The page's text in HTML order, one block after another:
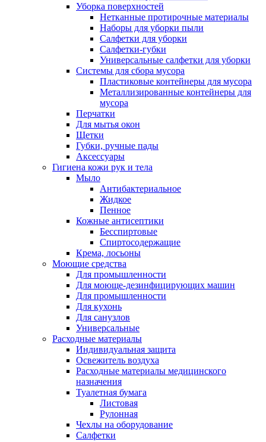
Уборка поверхностей
Нетканные протирочные материалы
Наборы для уборки пыли
Салфетки для уборки
Салфетки-губки
Универсальные салфетки для уборки
Системы для сбора мусора
Пластиковые контейнеры для мусора
Металлизированные контейнеры для
мусора
Перчатки
Для мытья окон
Щетки
Губки, ручные пады
Аксессуары
Гигиена кожи рук и тела
Мыло
Антибактериальное
Жидкое
Пенное
Кожные антисептики
Бесспиртовые
Cпиртосодержащие
Крема, лосьоны
Моющие средства
Для промышленности
Для моюще-дезинфицирующих машин
Для промышленности
Для кухонь
Для санузлов
Универсальные
Расходные материалы
Индивидуальная защита
Освежитель воздуха
Расходные материалы медицинского
назначения
Туалетная бумага
Листовая
Рулонная
Чехлы на оборудование
Салфетки